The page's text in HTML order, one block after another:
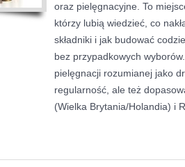
oraz pielęgnacyjne. To
którzy lubią wiedzieć, co
składniki i jak budować
bez przypadkowych
pielęgnacji rozumianej jako
regularność, ale też
(Wielka Brytania/Holandia) i